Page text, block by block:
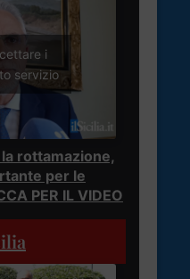
i
servizio
la rottamazione,
per le
PER IL VIDEO